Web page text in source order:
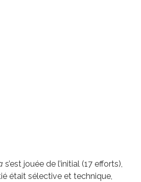
s’est jouée de l’initial (17 efforts),
était sélective et technique,